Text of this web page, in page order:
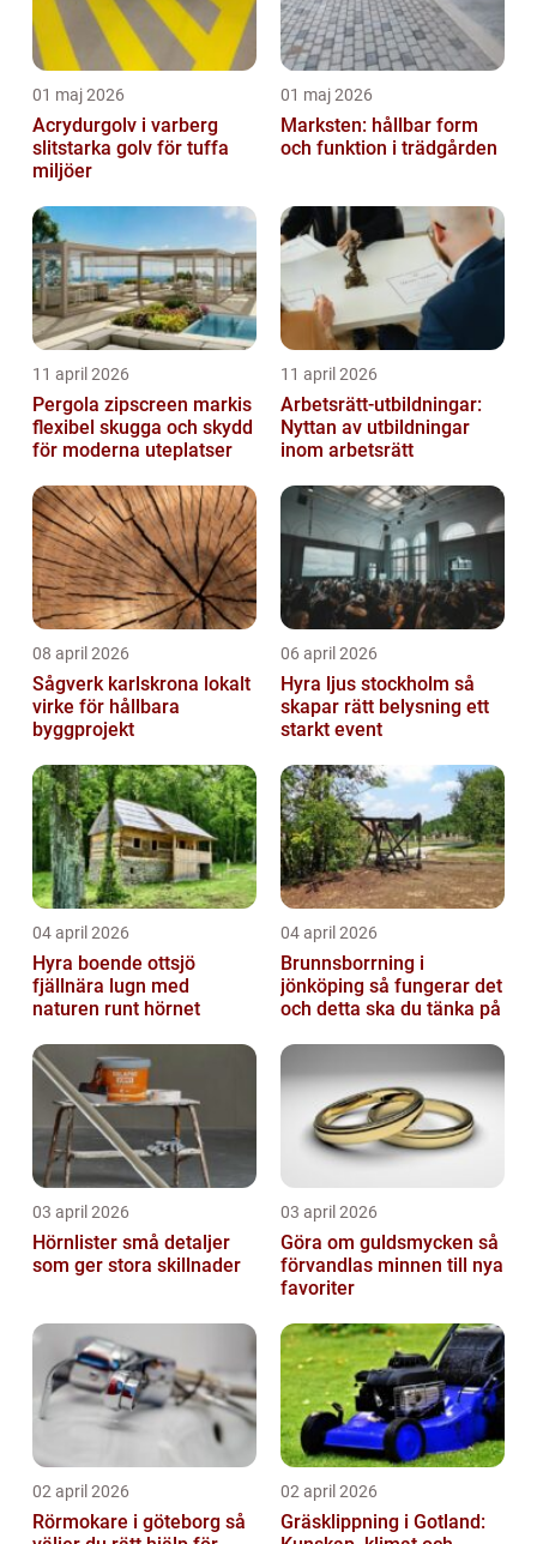
01 maj 2026
Acrydurgolv i varberg
slitstarka golv för tuffa
miljöer
01 maj 2026
Marksten: hållbar form
och funktion i trädgården
11 april 2026
Pergola zipscreen markis
flexibel skugga och skydd
för moderna uteplatser
11 april 2026
Arbetsrätt-utbildningar:
Nyttan av utbildningar
inom arbetsrätt
08 april 2026
Sågverk karlskrona lokalt
virke för hållbara
byggprojekt
06 april 2026
Hyra ljus stockholm så
skapar rätt belysning ett
starkt event
04 april 2026
Hyra boende ottsjö
fjällnära lugn med
naturen runt hörnet
04 april 2026
Brunnsborrning i
jönköping så fungerar det
och detta ska du tänka på
03 april 2026
Hörnlister små detaljer
som ger stora skillnader
03 april 2026
Göra om guldsmycken så
förvandlas minnen till nya
favoriter
02 april 2026
Rörmokare i göteborg så
02 april 2026
Gräsklippning i Gotland: